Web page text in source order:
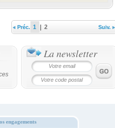
Préc. 1 2 Suiv.
La newsletter
engagements